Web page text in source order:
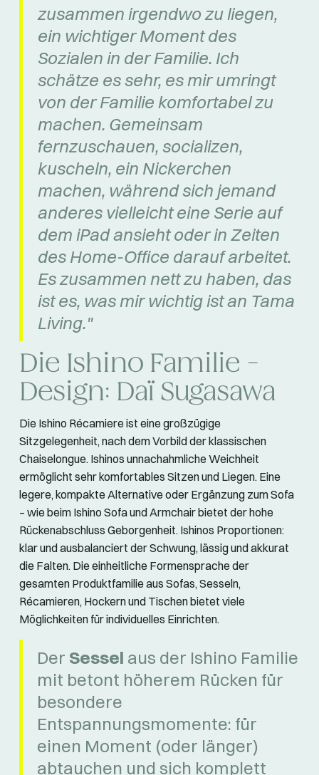
zusammen irgendwo zu liegen,
ein wichtiger Moment des
Sozialen in der Familie. Ich
schätze es sehr, es mir umringt
von der Familie komfortabel zu
machen. Gemeinsam
fernzuschauen, socializen,
kuscheln, ein Nickerchen
machen, während sich jemand
anderes vielleicht eine Serie auf
dem iPad ansieht oder in Zeiten
des Home-Office darauf arbeitet.
Es zusammen nett zu haben, das
ist es, was mir wichtig ist an Tama
Living."
Die Ishino Familie -
Design: Daï Sugasawa
Die Ishino Récamiere ist eine großzügige
Sitzgelegenheit, nach dem Vorbild der klassischen
Chaiselongue. Ishinos unnachahmliche Weichheit
ermöglicht sehr komfortables Sitzen und Liegen. Eine
legere, kompakte Alternative oder Ergänzung zum Sofa
– wie beim Ishino Sofa und Armchair bietet der hohe
Rückenabschluss Geborgenheit. Ishinos Proportionen:
klar und ausbalanciert der Schwung, lässig und akkurat
die Falten. Die einheitliche Formensprache der
gesamten Produktfamilie aus Sofas, Sesseln,
Récamieren, Hockern und Tischen bietet viele
Möglichkeiten für individuelles Einrichten.
Der Sessel aus der Ishino Familie
mit betont höherem Rücken für
besondere
Entspannungsmomente: für
einen Moment (oder länger)
abtauchen und sich komplett